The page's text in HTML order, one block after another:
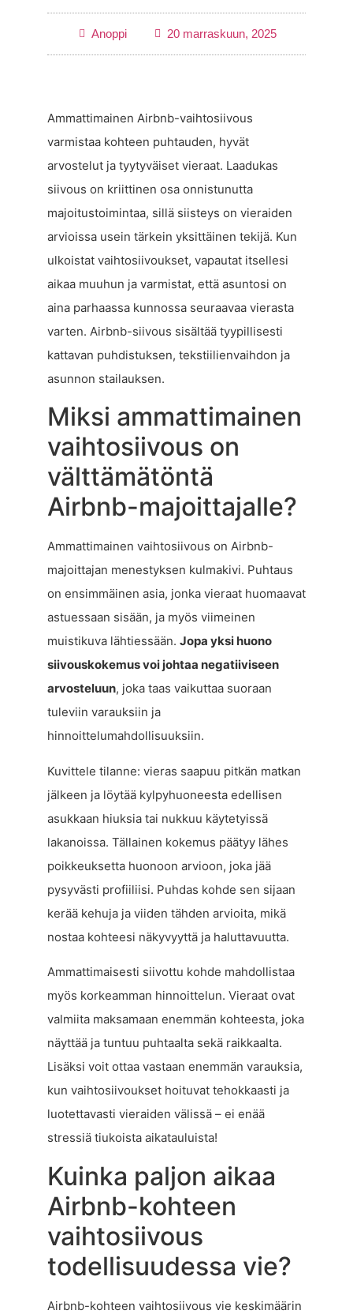
Anoppi 20 marraskuun, 2025
Ammattimainen Airbnb-vaihtosiivous
varmistaa kohteen puhtauden, hyvät
arvostelut ja tyytyväiset vieraat. Laadukas
siivous on kriittinen osa onnistunutta
majoitustoimintaa, sillä siisteys on vieraiden
arvioissa usein tärkein yksittäinen tekijä. Kun
ulkoistat vaihtosiivoukset, vapautat itsellesi
aikaa muuhun ja varmistat, että asuntosi on
aina parhaassa kunnossa seuraavaa vierasta
varten. Airbnb-siivous sisältää tyypillisesti
kattavan puhdistuksen, tekstiilienvaihdon ja
asunnon stailauksen.
Miksi ammattimainen
vaihtosiivous on
välttämätöntä
Airbnb-majoittajalle?
Ammattimainen vaihtosiivous on Airbnb-
majoittajan menestyksen kulmakivi. Puhtaus
on ensimmäinen asia, jonka vieraat huomaavat
astuessaan sisään, ja myös viimeinen
muistikuva lähtiessään. Jopa yksi huono
siivouskokemus voi johtaa negatiiviseen
arvosteluun, joka taas vaikuttaa suoraan
tuleviin varauksiin ja
hinnoittelumahdollisuuksiin.
Kuvittele tilanne: vieras saapuu pitkän matkan
jälkeen ja löytää kylpyhuoneesta edellisen
asukkaan hiuksia tai nukkuu käytetyissä
lakanoissa. Tällainen kokemus päätyy lähes
poikkeuksetta huonoon arvioon, joka jää
pysyvästi profiiliisi. Puhdas kohde sen sijaan
kerää kehuja ja viiden tähden arvioita, mikä
nostaa kohteesi näkyvyyttä ja haluttavuutta.
Ammattimaisesti siivottu kohde mahdollistaa
myös korkeamman hinnoittelun. Vieraat ovat
valmiita maksamaan enemmän kohteesta, joka
näyttää ja tuntuu puhtaalta sekä raikkaalta.
Lisäksi voit ottaa vastaan enemmän varauksia,
kun vaihtosiivoukset hoituvat tehokkaasti ja
luotettavasti vieraiden välissä – ei enää
stressiä tiukoista aikatauluista!
Kuinka paljon aikaa
Airbnb-kohteen
vaihtosiivous
todellisuudessa vie?
Airbnb-kohteen vaihtosiivous vie keskimäärin